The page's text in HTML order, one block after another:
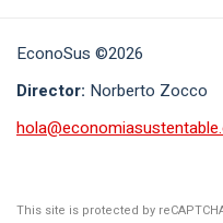
EconoSus ©2026
Director: Norberto Zocco
This site is protected by